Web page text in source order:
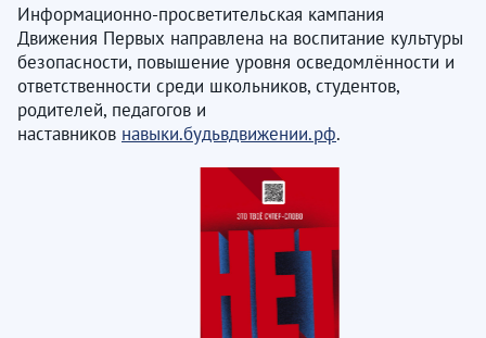
Информационно-просветительская кампания
Движения Первых направлена на воспитание культуры
безопасности, повышение уровня осведомлённости и
ответственности среди школьников, студентов,
родителей, педагогов и
наставников навыки.будьвдвижении.рф.